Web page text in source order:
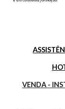
VENDA -